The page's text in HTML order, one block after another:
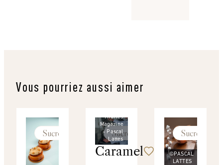
Vous pourriez aussi aimer
Sucré
Thuries
Magazine
- Pascal
Lattes
Sucré
Caramel
©PASCAL
LATTES
Sucré